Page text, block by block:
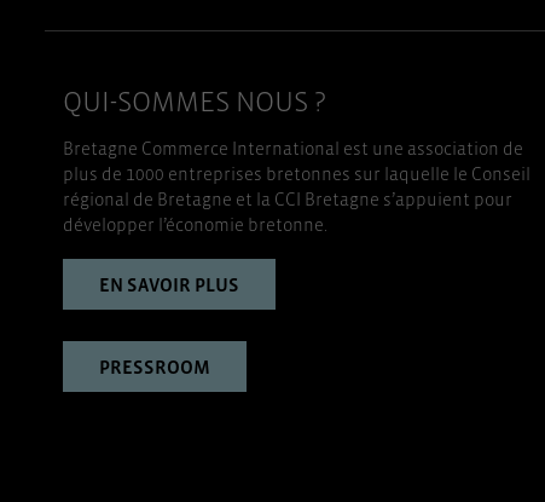
QUI-SOMMES NOUS ?
Bretagne Commerce International est une association de
plus de 1000 entreprises bretonnes sur laquelle le Conseil
régional de Bretagne et la CCI Bretagne s’appuient pour
développer l’économie bretonne.
EN SAVOIR PLUS
PRESSROOM